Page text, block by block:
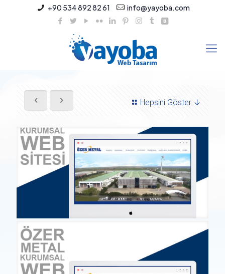
+90 534 892 82 61 info@yayoba.com
Hepsini Göster ↓